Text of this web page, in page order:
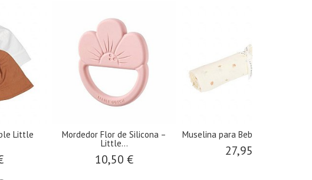
Mordedor Flor de Silicona – ​Muselina para Bebés Colección...